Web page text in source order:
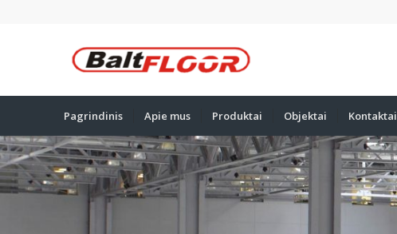
Pagrindinis Apie mus Produktai Objektai Kontaktai